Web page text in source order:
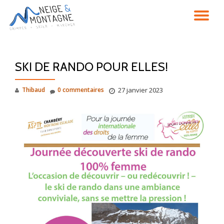
Aller
SKI DE RANDO POUR ELLES!
Thibaud 27 janvier 2023
0 commentaires